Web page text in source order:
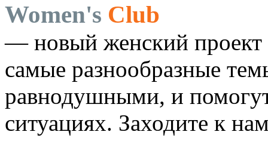
Women's Club
— новый женский проект
самые разнообразные
равнодушными, и
ситуациях. Заходите к